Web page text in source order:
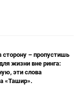
сторону – пропустишь
жизни вне ринга:
эти слова
«Ташир».